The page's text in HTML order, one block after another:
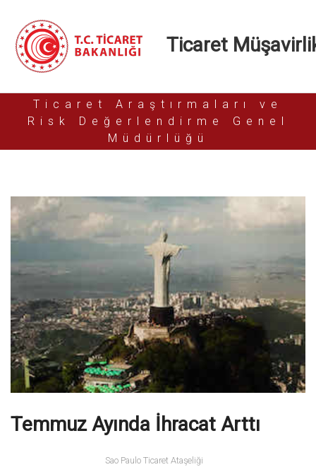
Ticaret
Ticaret Araştırmaları ve
Risk Değerlendirme Genel
Müdürlüğü
Temmuz Ayında İhracat Arttı
Sao Paulo Ticaret Ataşeliği